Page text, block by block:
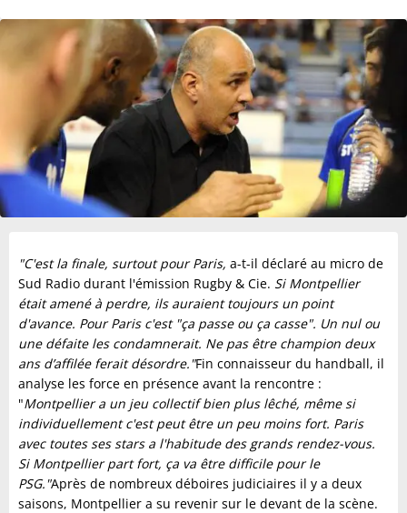
"C'est la finale, surtout pour Paris, a-t-il déclaré au micro de
Sud Radio durant l'émission Rugby & Cie. Si Montpellier
était amené à perdre, ils auraient toujours un point
d'avance. Pour Paris c'est "ça passe ou ça casse". Un nul ou
une défaite les condamnerait. Ne pas être champion deux
ans d’affilée ferait désordre."Fin connaisseur du handball, il
analyse les force en présence avant la rencontre :
"Montpellier a un jeucollectif bien plus lêché, même si
individuellement c'est peut être un peu moins fort. Paris
avec toutes ses stars a l'habitude des grands rendez-vous.
Si Montpellierpart fort, ça va être difficile pour le
PSG."Après de nombreux déboires judiciaires il y a deux
saisons, Montpellier a su revenir sur le devant de la scène.